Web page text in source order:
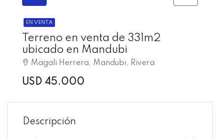
EN VENTA
Terreno en venta de 331m2
ubicado en Mandubi
Magali Herrera, Mandubi, Rivera
USD 45.000
Descripción